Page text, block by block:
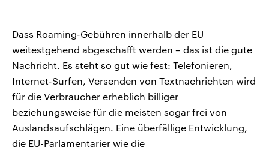
Dass Roaming-Gebühren innerhalb der EU
weitestgehend abgeschafft werden – das ist die gute
Nachricht. Es steht so gut wie fest: Telefonieren,
Internet-Surfen, Versenden von Textnachrichten wird
für die Verbraucher erheblich billiger
beziehungsweise für die meisten sogar frei von
Auslandsaufschlägen. Eine überfällige Entwicklung,
die EU-Parlamentarier wie die